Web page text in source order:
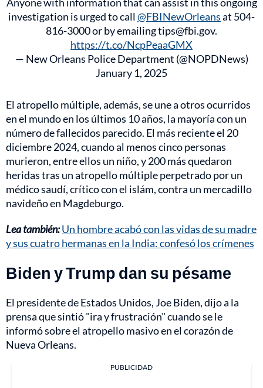
investigation is urged to call@FBINewOrleansat 504-
816-3000 or by emailing tips@fbi.gov.
https://t.co/NcpPeaaGMX
— New Orleans Police Department (@NOPDNews)
January 1, 2025
El atropello múltiple, además, se une a otros ocurridos
en el mundo en los últimos 10 años, la mayoría con un
número de fallecidos parecido. El más reciente el 20
diciembre 2024, cuando al menos cinco personas
murieron, entre ellos un niño, y 200 más quedaron
heridas tras un atropello múltiple perpetrado por un
médico saudí, crítico con el islám, contra un mercadillo
navideño en Magdeburgo.
Lea también:Un hombre acabó con las vidas de su madre
y sus cuatro hermanas en la India: confesó los crímenes
Biden y Trump dan su pésame
El presidente de Estados Unidos, Joe Biden, dijo a la
prensa que sintió "ira y frustración" cuando se le
informó sobre el atropello masivo en el corazón de
Nueva Orleans.
PUBLICIDAD